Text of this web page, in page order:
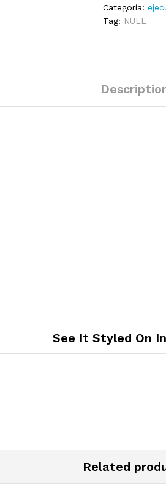
Categoría:
Tag: NULL
See It Styled On
Related